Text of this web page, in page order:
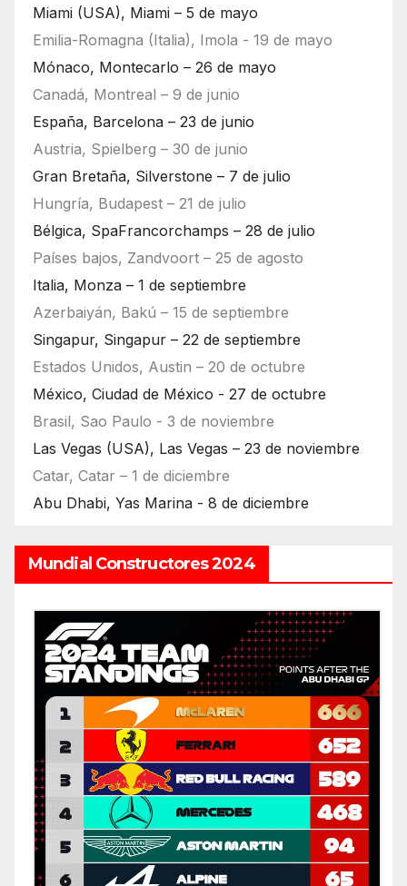
Miami (USA), Miami – 5 de mayo
Emilia-Romagna (Italia), Imola - 19 de mayo
Mónaco, Montecarlo – 26 de mayo
Canadá, Montreal – 9 de junio
España, Barcelona – 23 de junio
Austria, Spielberg – 30 de junio
Gran Bretaña, Silverstone – 7 de julio
Hungría, Budapest – 21 de julio
Bélgica, SpaFrancorchamps – 28 de julio
Países bajos, Zandvoort – 25 de agosto
Italia, Monza – 1 de septiembre
Azerbaiyán, Bakú – 15 de septiembre
Singapur, Singapur – 22 de septiembre
Estados Unidos, Austin – 20 de octubre
México, Ciudad de México - 27 de octubre
Brasil, Sao Paulo - 3 de noviembre
Las Vegas (USA), Las Vegas – 23 de noviembre
Catar, Catar – 1 de diciembre
Abu Dhabi, Yas Marina - 8 de diciembre
Mundial Constructores 2024